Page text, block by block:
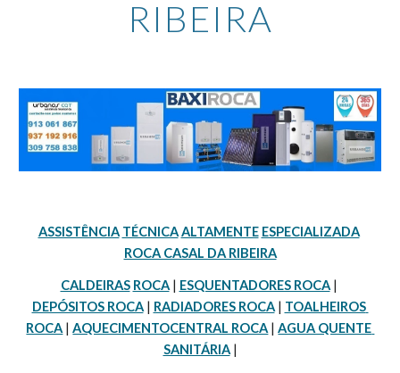
RIBEIRA
ASSISTÊNCIA TÉCNICA ALTAMENTE ESPECIALIZADA
ROCA CASAL DA RIBEIRA
CALDEIRAS ROCA | ESQUENTADORES ROCA
DEPÓSITOS ROCA | RADIADORES ROCA | TOALHEIROS
ROCA | AQUECIMENTOCENTRAL ROCA | AGUA QUENTE
SANITÁRIA |